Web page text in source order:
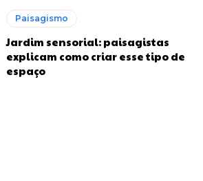
Paisagismo
Jardim sensorial: paisagistas
explicam como criar esse tipo de
espaço